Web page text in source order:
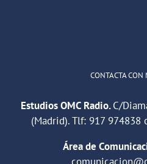
CONTACTA CON
Estudios OMC Radio.C/
(Madrid). Tlf: 917 974838
Área de